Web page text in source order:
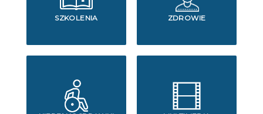
SZKOLENIA ZDROWIE